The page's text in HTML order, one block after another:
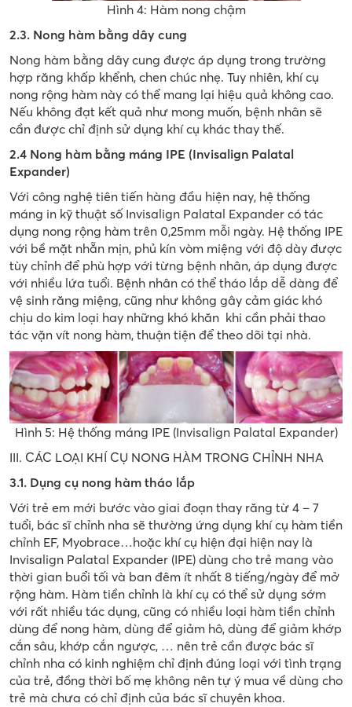
Hình 4: Hàm nong chậm
2.3. Nong hàm bằng dây cung
Nong hàm bằng dây cung được áp dụng trong trường
hợp răng khấp khểnh, chen chúc nhẹ. Tuy nhiên, khí cụ
nong rộng hàm này có thể mang lại hiệu quả không cao.
Nếu không đạt kết quả như mong muốn, bệnh nhân sẽ
cần được chỉ định sử dụng khí cụ khác thay thế.
2.4 Nong hàm bằng máng IPE (Invisalign Palatal
Expander)
Với công nghệ tiên tiến hàng đầu hiện nay, hệ thống
máng in kỹ thuật số Invisalign Palatal Expander có tác
dụng nong rộng hàm trên 0,25mm mỗi ngày. Hệ thống IPE
với bề mặt nhẵn mịn, phủ kín vòm miệng với độ dày được
tùy chỉnh để phù hợp với từng bệnh nhân, áp dụng được
với nhiều lứa tuổi. Bệnh nhân có thể tháo lắp dễ dàng để
vệ sinh răng miệng, cũng như không gây cảm giác khó
chịu do kim loại hay những khó khăn khi cần phải thao
tác vặn vít nong hàm, thuận tiện để theo dõi tại nhà.
Hình 5: Hệ thống máng IPE (Invisalign Palatal Expander)
III. CÁC LOẠI KHÍ CỤ NONG HÀM TRONG CHỈNH NHA
3.1. Dụng cụ nong hàm tháo lắp
Với trẻ em mới bước vào giai đoạn thay răng từ 4 – 7
tuổi, bác sĩ chỉnh nha sẽ thường ứng dụng khí cụ hàm tiền
chỉnh EF, Myobrace…hoặc khí cụ hiện đại hiện nay là
Invisalign Palatal Expander (IPE) dùng cho trẻ mang vào
thời gian buổi tối và ban đêm ít nhất 8 tiếng/ngày để mở
rộng hàm. Hàm tiền chỉnh là khí cụ có thể sử dụng sớm
với rất nhiều tác dụng, cũng có nhiều loại hàm tiền chỉnh
dùng để nong hàm, dùng để giảm hô, dùng để giảm khớp
cắn sâu, khớp cắn ngược, … nên trẻ cần được bác sĩ
chỉnh nha có kinh nghiệm chỉ định đúng loại với tình trạng
của trẻ, đồng thời bố mẹ không nên tự ý mua về dùng cho
trẻ mà chưa có chỉ định của bác sĩ chuyên khoa.